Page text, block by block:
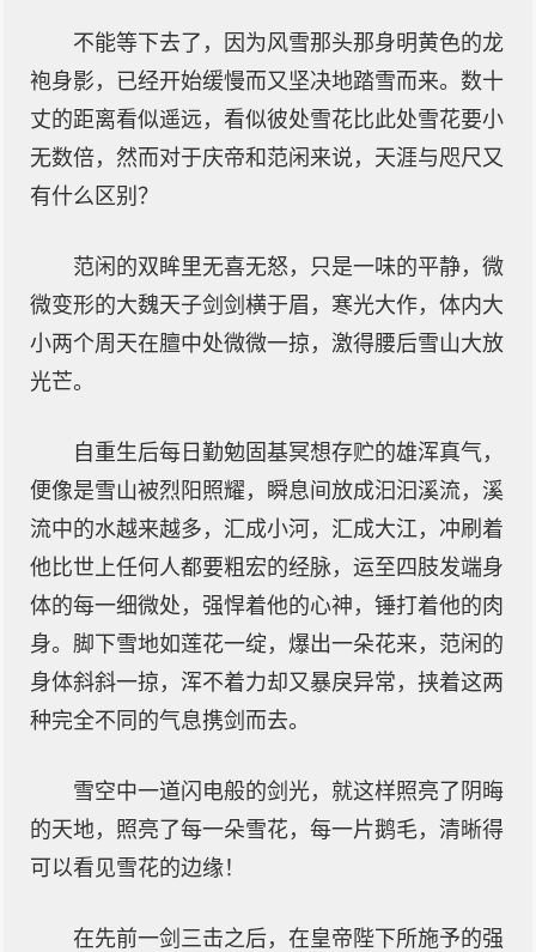
不能等下去了，因为风雪那头那身明黄色的龙
袍身影，已经开始缓慢而又坚决地踏雪而来。数十
丈的距离看似遥远，看似彼处雪花比此处雪花要小
无数倍，然而对于庆帝和范闲来说，天涯与咫尺又
有什么区别？
范闲的双眸里无喜无怒，只是一味的平静，微
微变形的大魏天子剑剑横于眉，寒光大作，体内大
小两个周天在膻中处微微一掠，激得腰后雪山大放
光芒。
自重生后每日勤勉固基冥想存贮的雄浑真气，
便像是雪山被烈阳照耀，瞬息间放成汩汩溪流，溪
流中的水越来越多，汇成小河，汇成大江，冲刷着
他比世上任何人都要粗宏的经脉，运至四肢发端身
体的每一细微处，强悍着他的心神，锤打着他的肉
身。脚下雪地如莲花一绽，爆出一朵花来，范闲的
身体斜斜一掠，浑不着力却又暴戾异常，挟着这两
种完全不同的气息携剑而去。
雪空中一道闪电般的剑光，就这样照亮了阴晦
的天地，照亮了每一朵雪花，每一片鹅毛，清晰得
可以看见雪花的边缘！
在先前一剑三击之后，在皇帝陛下所施予的强